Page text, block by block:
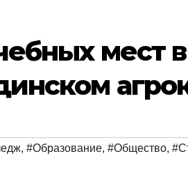
мест в
, #Образование, #Общество,